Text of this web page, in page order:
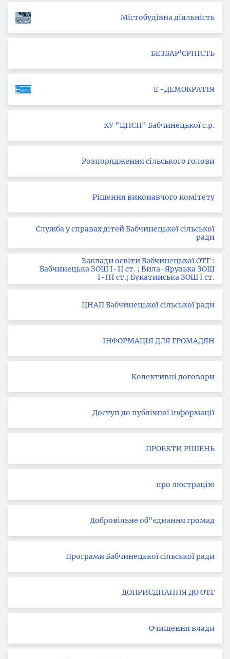
Містобудівна діяльність
БЕЗБАР'ЄРНІСТЬ
Е -ДЕМОКРАТІЯ
КУ "ЦНСП" Бабчинецької с.р.
Розпорядження сільського голови
Рішення виконавчого комітету
Служба у справах дітей Бабчинецької сільської
ради
Заклади освіти Бабчинецької ОТГ :
Бабчинецька ЗОШ І-ІІ ст. ; Вила-Ярузька ЗОШ
І-ІІІ ст.; Букатинська ЗОШ І ст.
ЦНАП Бабчинецької сільської ради
ІНФОРМАЦІЯ ДЛЯ ГРОМАДЯН
Колективні договори
Доступ до публічної інформації
ПРОЕКТИ РІШЕНЬ
про люстрацію
Добровільне об"єднання громад
Програми Бабчинецької сільської ради
ДОПРИЄДНАННЯ ДО ОТГ
Очищення влади